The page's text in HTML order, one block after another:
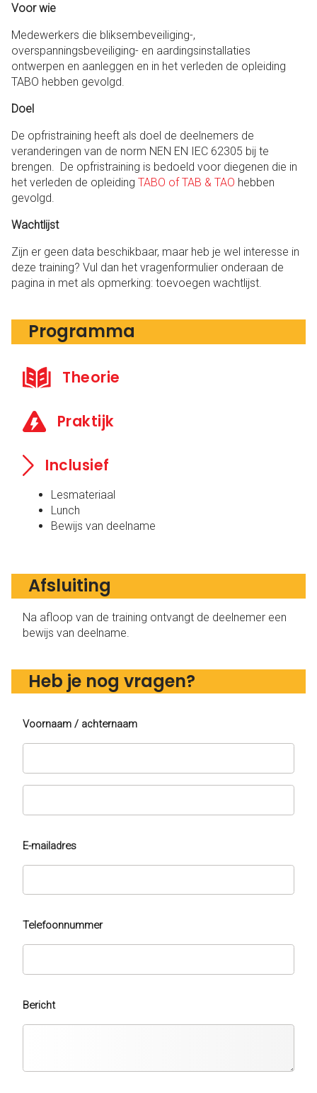
Voor wie
Medewerkers die bliksembeveiliging-,
overspanningsbeveiliging- en aardingsinstallaties
ontwerpen en aanleggen en in het verleden de opleiding
TABO hebben gevolgd.
Doel
De opfristraining heeft als doel de deelnemers de
veranderingen van de norm NEN EN IEC 62305 bij te
brengen. De opfristraining is bedoeld voor diegenen die in
het verleden de opleiding TABO of TAB & TAO hebben
gevolgd.
Wachtlijst
Zijn er geen data beschikbaar, maar heb je wel interesse in
deze training? Vul dan het vragenformulier onderaan de
pagina in met als opmerking: toevoegen wachtlijst.
Programma
Theorie
Praktijk
Inclusief
Lesmateriaal
Lunch
Bewijs van deelname
Afsluiting
Na afloop van de training ontvangt de deelnemer een
bewijs van deelname.
Heb je nog vragen?
Voornaam / achternaam
E-mailadres
Telefoonnummer
Bericht